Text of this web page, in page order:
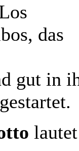
das
gut in